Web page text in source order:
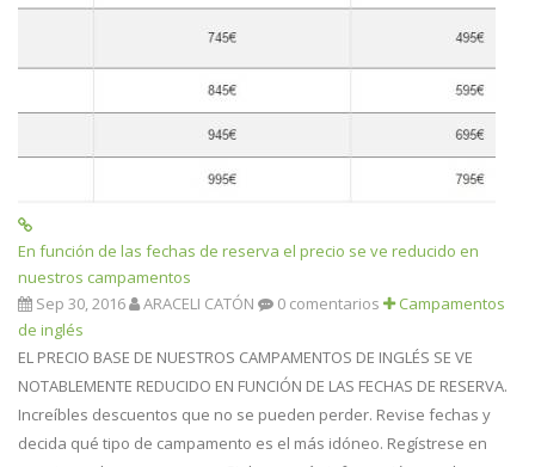
En función de las fechas de reserva el precio se ve reducido en
nuestros campamentos
Sep 30, 2016
ARACELI CATÓN 0 comentarios
Campamentos
de inglés
EL PRECIO BASE DE NUESTROS CAMPAMENTOS DE INGLÉS SE VE
NOTABLEMENTE REDUCIDO EN FUNCIÓN DE LAS FECHAS DE RESERVA.
Increíbles descuentos que no se pueden perder. Revise fechas y
decida qué tipo de campamento es el más idóneo. Regístrese en